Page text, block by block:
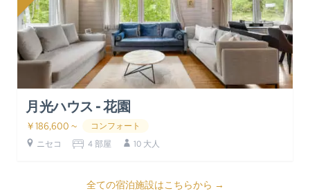
月光ハウス - 花園
￥186,600 ~
コンフォート
ニセコ
4 部屋 10 大人
全ての宿泊施設はこちらから →